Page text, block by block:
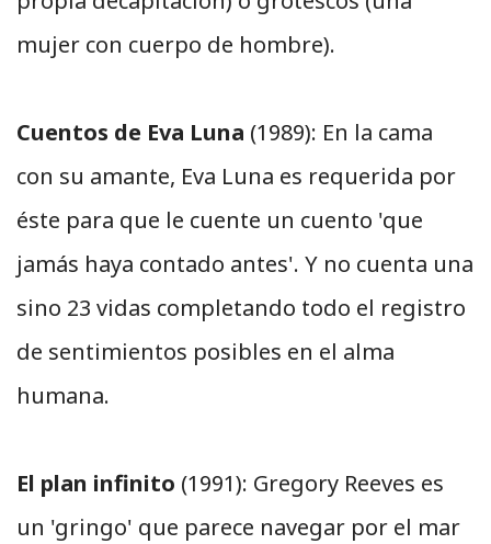
mujer con cuerpo de hombre).
Cuentos de Eva Luna (1989): En la cama
con su amante, Eva Luna es requerida por
éste para que le cuente un cuento 'que
jamás haya contado antes'. Y no cuenta una
sino 23 vidas completando todo el registro
de sentimientos posibles en el alma
humana.
El plan infinito (1991): Gregory Reeves es
un 'gringo' que parece navegar por el mar